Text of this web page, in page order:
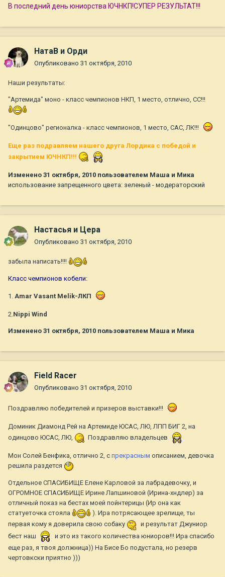
В последний день юниорства ЮЧНКП!СУПЕР РЕЗУЛЬТАТ!!!
НатаВ и Орди
Опубликовано 31 октября, 2010
Наши результаты:
"Артемида" моно - класс чемпионов НКП, 1 место, отлично, СС!!!
"Одинцово" регионалка - класс чемпионов, 1 место, САС, ЛК!!!
Еще раз подравляем нашего друга Лордика с победой и
закрытием ЮЧНКП!!!
Изменено 31 октября, 2010 пользователем Маша и Мика
использование запрещенного цвета: зеленый - модераторский
Настасья и Цера
Опубликовано 31 октября, 2010
забыла написать!!!!
Класс чемпионов кобели:
1. Amar Vasant Melik-ЛКП
2. Nippi Wind
Изменено 31 октября, 2010 пользователем Маша и Мика
Field Racer
Опубликовано 31 октября, 2010
Поздравляю победителей и призеров выставки!!!
Доминик Диамонд Рей на Артемиде ЮСАС, ЛЮ, ЛПП БИГ 2, на
одинцово ЮСАС, ЛЮ,
Поздравляю владельцев
Мон Солей Бенфика, отлично 2, с прекрасным описанием, девочка
решила раздется
Отдельное СПАСИБИЩЕ Елене Карловой за лабрадевочку, и
ОГРОМНОЕ СПАСИБИЩЕ Ирине Лапшиновой (Ирина-хндлер) за
отличный показ на бестах моей пойнтерицы (Ир она как
статуеточка стояла
). Ира потрясающее зрелище, ты
первая кому я доверила свою собаку
и результат Джуниор
бест наш
и это из такого количества юниоров!!! Ира спасибо
еще раз, я твоя должница)) На Бисе Бо подустала, но резерв
чертовкски приятно )))